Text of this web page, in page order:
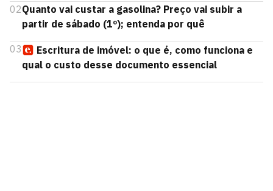
02Quanto vai custar a gasolina? Preço vai subir a
partir de sábado (1º); entenda por quê
03
Escritura de imóvel: o que é, como funciona e
qual o custo desse documento essencial